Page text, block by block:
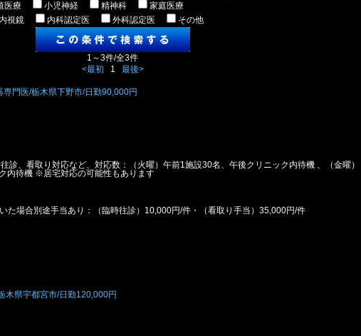
医療 小児神経 精神科
家庭医療
視鏡 内科認定医 外科認定医 その他
1～3件/全3件
<最初
1 最後>
門医/栃木県下野市/日勤90,000円
診、看取り対応など、対応数：（火曜）午前1施設30名、午後クリニック内待機 、（金曜）
内待機 ※居宅対応の可能性もあります
た場合別途手当あり：（臨時往診）10,000円/件・（看取り手当）35,000円/件
木県宇都宮市/日勤120,000円